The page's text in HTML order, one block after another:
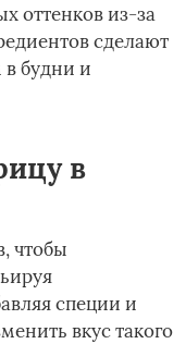
оттенков из-за
сделают
будни и
в
чтобы
специи и
вкус такого